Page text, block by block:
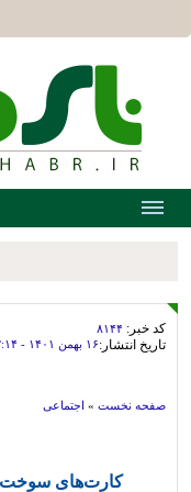
کد خبر: ۸۱۴۴
تاریخ انتشار:۱۶ بهمن ۱۴۰۱ - ۱۳:۱۴
صفحه نخست » اجتماعی
کارت‌های سوخت